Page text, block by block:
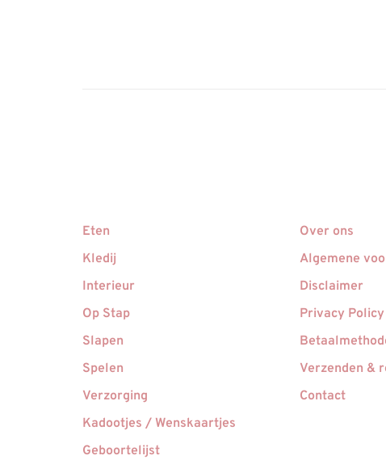
Eten
Kledij
Interieur
Op Stap
Slapen
Spelen
Verzorging
Kadootjes / Wenskaartjes
Geboortelijst
Over ons
Algemene
Disclaimer
Privacy Policy
Verzenden &
Contact